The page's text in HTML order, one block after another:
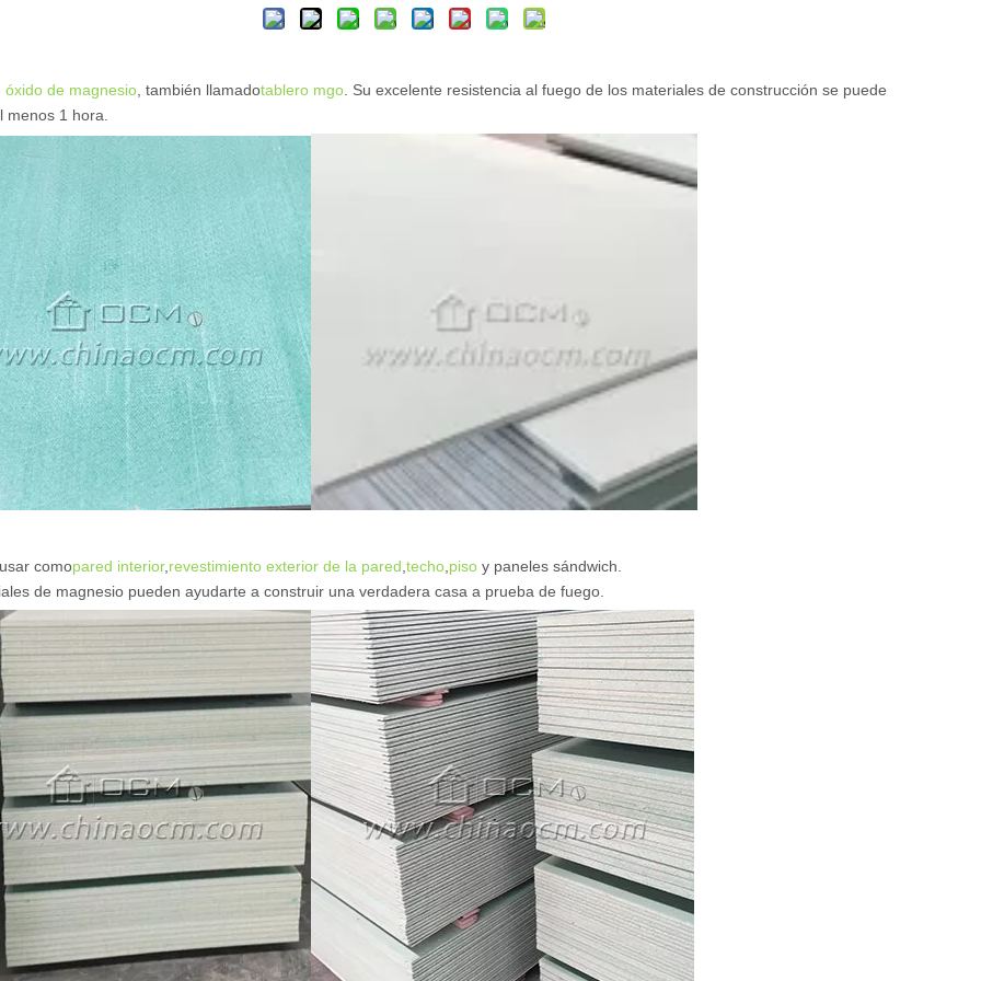
óxido de magnesio , también llamadotablero mgo . Su excelente resistencia al fuego de los materiales de construcción se puede
menos 1 hora.
comopared interior,revestimiento exterior de la pared,techo,piso y paneles sándwich.
de magnesio pueden ayudarte a construir una verdadera casa a prueba de fuego.